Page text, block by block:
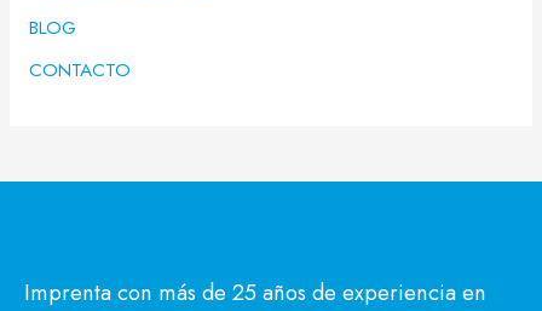
BLOG
CONTACTO
Imprenta con más de 25 años de experiencia en